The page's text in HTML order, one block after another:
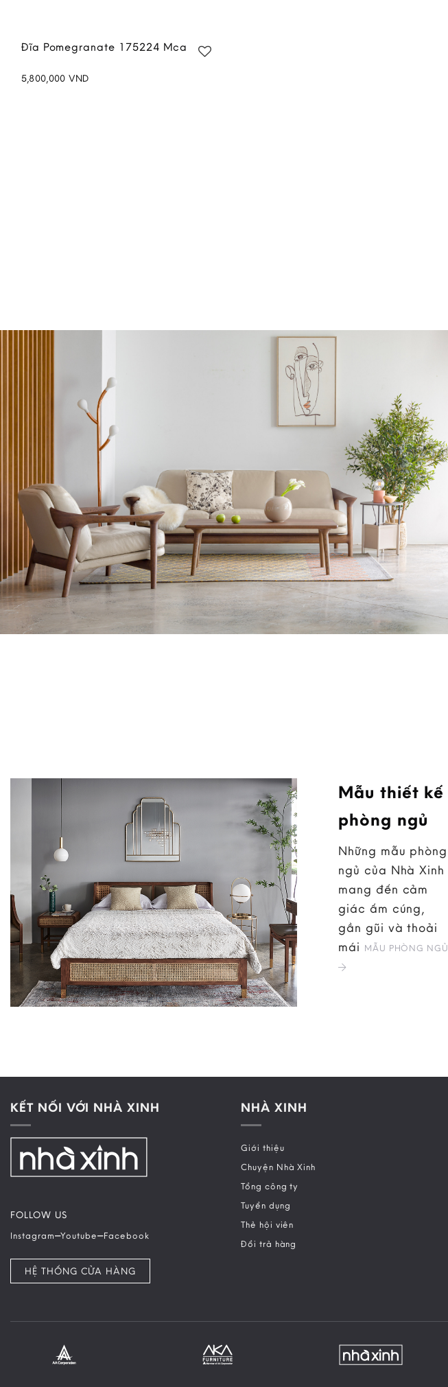
Đĩa Pomegranate 175224 Mca
5,800,000 VND
Mẫu thiết kế
phòng ngủ
Những mẫu phòng
ngủ của Nhà Xinh
mang đến cảm
giác ấm cúng,
gần gũi và thoải
mái MẪU PHÒNG NGỦ
KẾT NỐI VỚI NHÀ XINH
FOLLOW US
Instagram–Youtube–Facebook
HỆ THỐNG CỬA HÀNG
NHÀ XINH
Giới thiệu
Chuyện Nhà Xinh
Tổng công ty
Tuyển dụng
Thẻ hội viên
Đổi trả hàng